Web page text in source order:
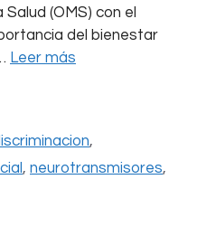
(OMS) con el
del bienestar
Leer más
,
, neurotransmisores,